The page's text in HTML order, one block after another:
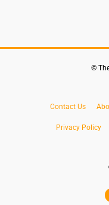
©
Contact Us
Privacy Policy